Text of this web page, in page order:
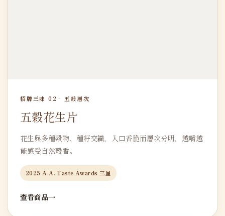
招牌三味 02 · 五穀層次
五穀花生片
花生與多種穀物、種籽交織，入口香脆而層次分明，越嚼越
能感受自然穀香。
2025 A.A. Taste Awards 三星
查看商品